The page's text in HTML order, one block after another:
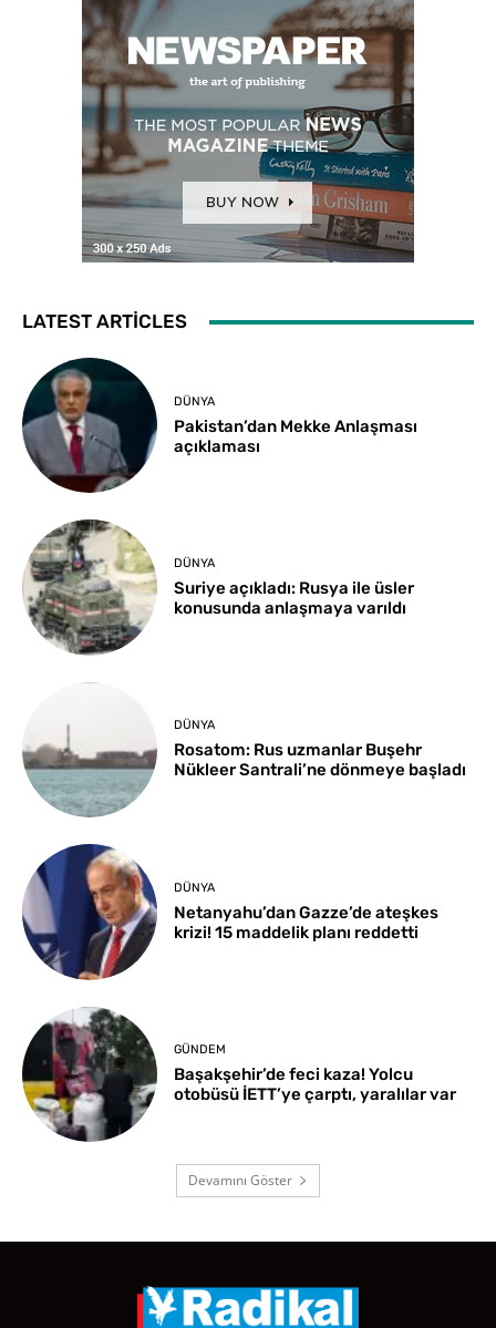
LATEST ARTICLES
DÜNYA
Pakistan’dan Mekke Anlaşması
açıklaması
DÜNYA
Suriye açıkladı: Rusya ile üsler
konusunda anlaşmaya varıldı
DÜNYA
Rosatom: Rus uzmanlar Buşehr
Nükleer Santrali’ne dönmeye başladı
DÜNYA
Netanyahu’dan Gazze’de ateşkes
krizi! 15 maddelik planı reddetti
GÜNDEM
Başakşehir’de feci kaza! Yolcu
otobüsü İETT’ye çarptı, yaralılar var
Devamını Göster